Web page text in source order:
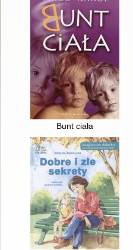
Bunt ciała